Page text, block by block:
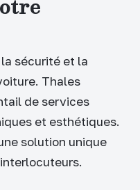
sécurité et la
Thales
de services
et esthétiques.
solution unique